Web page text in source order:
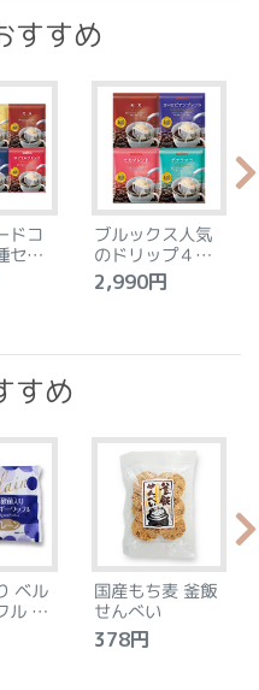
すすめ
ドコ
セッ
ブルックス人気
のドリップ４種
セット
2,990円
すめ
ベル
ル プ
国産もち麦 釜飯
せんべい
378円